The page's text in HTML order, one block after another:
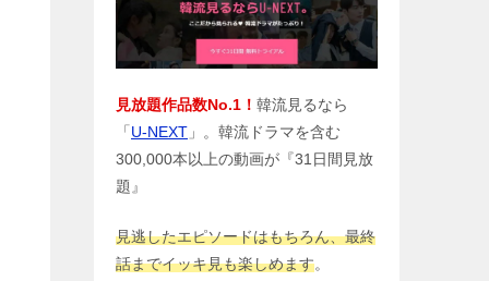
見放題作品数No.1！ 韓流見るなら
「 U-NEXT 」。韓流ドラマを含む
300,000本以上の動画が『31日間見放
題』
見逃したエピソードはもちろん、最終
話までイッキ見も楽しめます。